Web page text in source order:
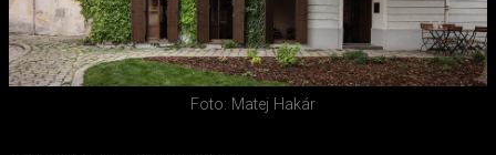
Foto: Matej Hakár